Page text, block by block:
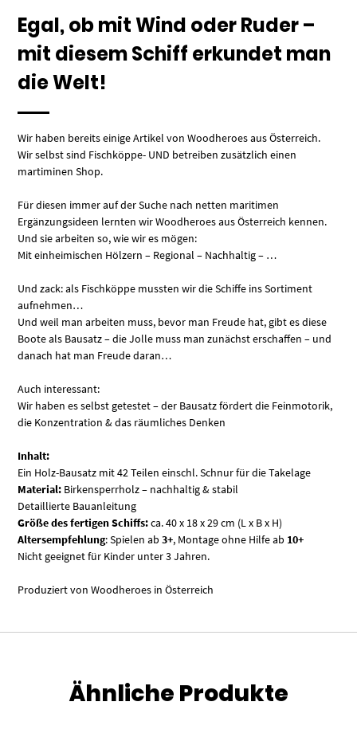
Egal, ob mit Wind oder Ruder –
mit diesem Schiff erkundet man
die Welt!
Wir haben bereits einige Artikel von Woodheroes aus Österreich.
Wir selbst sind Fischköppe- UND betreiben zusätzlich einen
martiminen Shop.
Für diesen immer auf der Suche nach netten maritimen
Ergänzungsideen lernten wir Woodheroes aus Österreich kennen.
Und sie arbeiten so, wie wir es mögen:
Mit einheimischen Hölzern – Regional – Nachhaltig – …
Und zack: als Fischköppe mussten wir die Schiffe ins Sortiment
aufnehmen…
Und weil man arbeiten muss, bevor man Freude hat, gibt es diese
Boote als Bausatz – die Jolle muss man zunächst erschaffen – und
danach hat man Freude daran…
Auch interessant:
Wir haben es selbst getestet – der Bausatz fördert die Feinmotorik,
die Konzentration & das räumliches Denken
Inhalt:
Ein Holz-Bausatz mit 42 Teilen einschl. Schnur für die Takelage
Material: Birkensperrholz – nachhaltig & stabil
Detaillierte Bauanleitung
Größe des fertigen Schiffs:ca. 40 x 18 x 29 cm (L x B x H)
Altersempfehlung: Spielen ab3+, Montage ohne Hilfe ab 10+
Nicht geeignet für Kinder unter 3 Jahren.
Produziert von Woodheroes in Österreich
Ähnliche Produkte